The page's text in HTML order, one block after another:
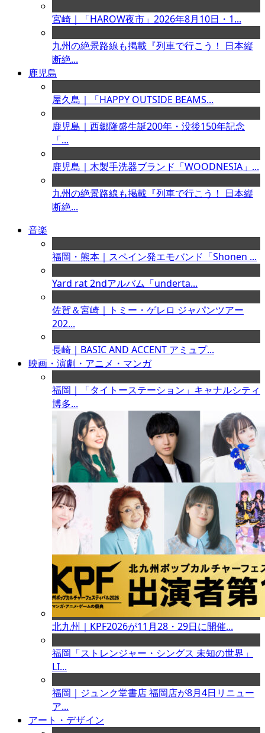
宮崎｜「HAROW夜市」2026年8月10日・1...
九州の絶景路線も掲載『列車で行こう！ 日本縦
断絶...
鹿児島
屋久島｜「HAPPY OUTSIDE BEAMS...
鹿児島｜西郷隆盛生誕200年・没後150年記念
「...
鹿児島｜木製手洗器ブランド「WOODNESIA」...
九州の絶景路線も掲載『列車で行こう！ 日本縦
断絶...
音楽
福岡・熊本｜スペイン発エモバンド「Shonen ...
Yard rat 2ndアルバム「underta...
佐賀＆宮崎｜トミー・ゲレロ ジャパンツアー
202...
長崎｜BASIC AND ACCENT アミュプ...
映画・演劇・アニメ・マンガ
福岡｜「タイトーステーション」キャナルシティ
博多...
北九州｜KPF2026が11月28・29日に開催...
福岡「ストレンジャー・シングス 未知の世界」
LI...
福岡｜ジュンク堂書店 福岡店が8月4日リニュー
ア...
アート・デザイン